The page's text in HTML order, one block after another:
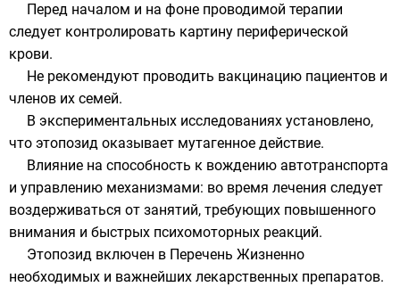
Перед началом и на фоне проводимой терапии
следует контролировать картину периферической
крови.
Не рекомендуют проводить вакцинацию пациентов и
членов их семей.
В экспериментальных исследованиях установлено,
что этопозид оказывает мутагенное действие.
Влияние на способность к вождению автотранспорта
и управлению механизмами: во время лечения следует
воздерживаться от занятий, требующих повышенного
внимания и быстрых психомоторных реакций.
Этопозид включен в Перечень Жизненно
необходимых и важнейших лекарственных препаратов.